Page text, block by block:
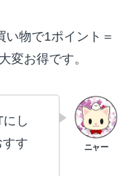
い物で1ポイント＝
変お得です。
し
す